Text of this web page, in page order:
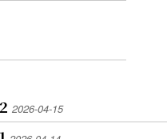
2026-04-15